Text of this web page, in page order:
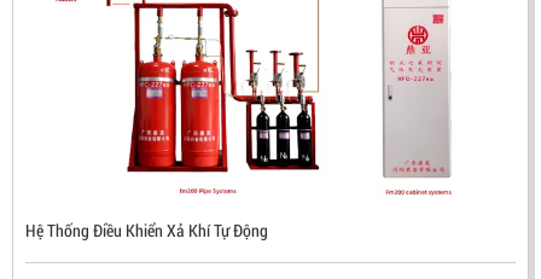
Hệ Thống Điều Khiển Xả Khí Tự Động